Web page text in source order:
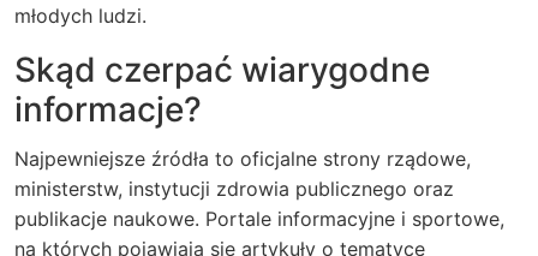
młodych ludzi.
Skąd czerpać wiarygodne
informacje?
Najpewniejsze źródła to oficjalne strony rządowe,
ministerstw, instytucji zdrowia publicznego oraz
publikacje naukowe. Portale informacyjne i sportowe,
na których pojawiają się artykuły o tematyce